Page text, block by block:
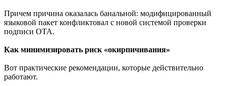
Причем причина оказалась банальной: модифицированный
языковой пакет конфликтовал с новой системой проверки
подписи OTA.
Как минимизировать риск «окирпичивания»
Вот практические рекомендации, которые действительно
работают.